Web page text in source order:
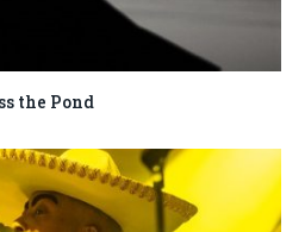
the Pond